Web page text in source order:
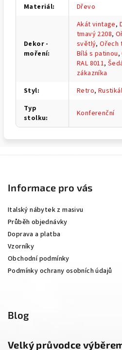
Materiál: Dřevo
Dekor -
moření:
Akát vintage,
tmavý 2208,
světlý,Ořech
Bílá s patinou,
RAL 8011,
zákazníka
Styl: Retro,
Typ
stolku: Konferenční
Informace pro vás
Italský nábytek z masivu
Průběh objednávky
Doprava a platba
Vzorníky
Obchodní podmínky
Podmínky ochrany osobních údajů
Blog
Velký průvodce